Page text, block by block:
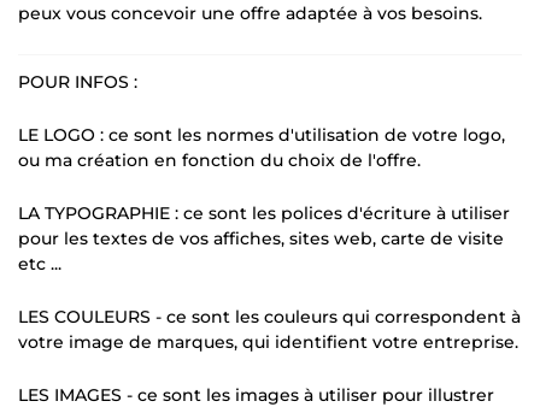
peux vous concevoir une offre adaptée à vos besoins.
POUR INFOS :
LE LOGO : ce sont les normes d'utilisation de votre logo,
ou ma création en fonction du choix de l'offre.
LA TYPOGRAPHIE : ce sont les polices d'écriture à utiliser
pour les textes de vos affiches, sites web, carte de visite
etc ...
LES COULEURS - ce sont les couleurs qui correspondent à
votre image de marques, qui identifient votre entreprise.
LES IMAGES - ce sont les images à utiliser pour illustrer